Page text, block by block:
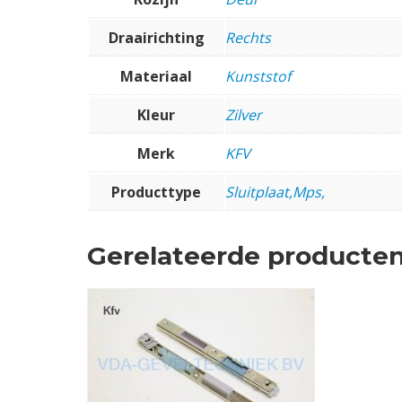
Draairichting
Rechts
Materiaal
Kunststof
Kleur
Zilver
Merk
KFV
Producttype
Sluitplaat,Mps,
Gerelateerde